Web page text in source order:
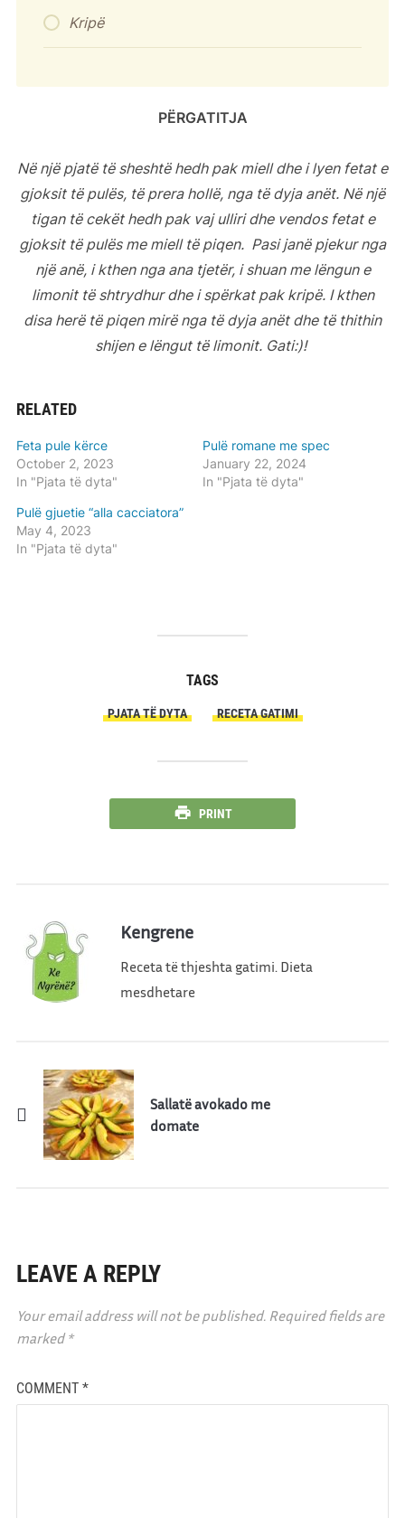
Kripë
PËRGATITJA
Në një pjatë të sheshtë hedh pak miell dhe i lyen fetat e
gjoksit të pulës, të prera hollë, nga të dyja anët. Në një
tigan të cekët hedh pak vaj ulliri dhe vendos fetat e
gjoksit të pulës me miell të piqen. Pasi janë pjekur nga
një anë, i kthen nga ana tjetër, i shuan me lëngun e
limonit të shtrydhur dhe i spërkat pak kripë. I kthen
disa herë të piqen mirë nga të dyja anët dhe të thithin
shijen e lëngut të limonit. Gati:)!
RELATED
Feta pule kërce
October 2, 2023
In "Pjata të dyta"
Pulë romane me spec
January 22, 2024
In "Pjata të dyta"
Pulë gjuetie “alla cacciatora”
May 4, 2023
In "Pjata të dyta"
TAGS
PJATA TË DYTA RECETA GATIMI
PRINT
Kengrene
Receta të thjeshta gatimi. Dieta
mesdhetare
Sallatë avokado me
domate
LEAVE A REPLY
Your email address will not be published. Required fields are
marked*
COMMENT *